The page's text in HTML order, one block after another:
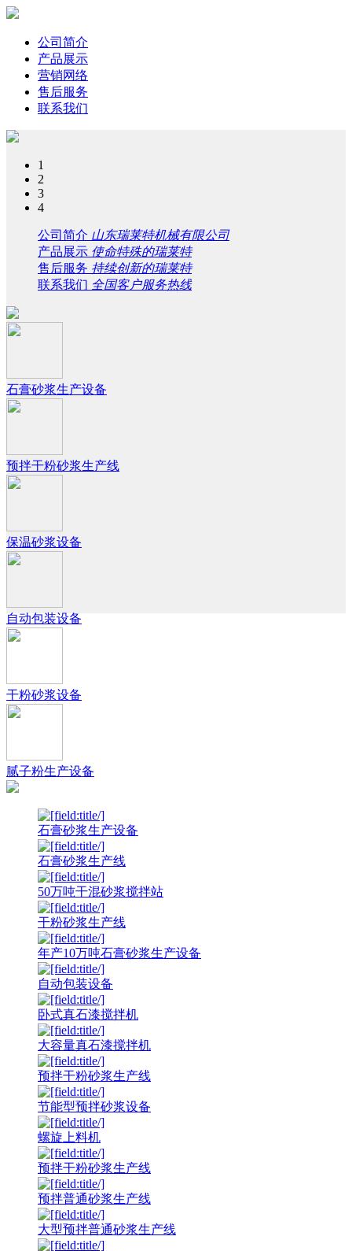
公司简介
产品展示
营销网络
售后服务
联系我们
1
2
3
4
公司简介 山东瑞莱特机械有限公司
产品展示 使命特殊的瑞莱特
售后服务 持续创新的瑞莱特
联系我们 全国客户服务热线
石膏砂浆生产设备
预拌干粉砂浆生产线
保温砂浆设备
自动包装设备
干粉砂浆设备
腻子粉生产设备
石膏砂浆生产设备
石膏砂浆生产线
50万吨干混砂浆搅拌站
干粉砂浆生产线
年产10万吨石膏砂浆生产设备
自动包装设备
卧式真石漆搅拌机
大容量真石漆搅拌机
预拌干粉砂浆生产线
节能型预拌砂浆设备
螺旋上料机
预拌干粉砂浆生产线
预拌普通砂浆生产线
大型预拌普通砂浆生产线